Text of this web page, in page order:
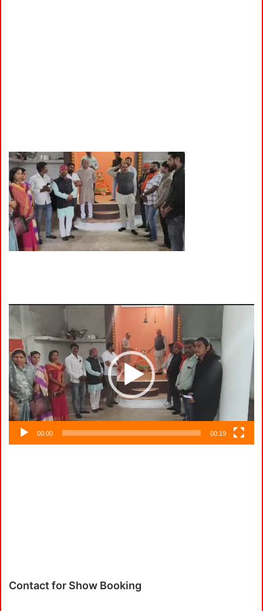
Video
00:00 00:19
Contact for Show Booking